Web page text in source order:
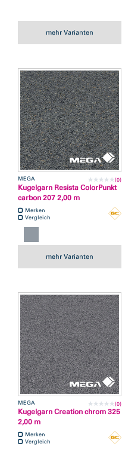
mehr Varianten
MEGA (0)
Kugelgarn Resista ColorPunkt
carbon 207 2,00 m
Merken
Vergleich
mehr Varianten
MEGA (0)
Kugelgarn Creation chrom 325
2,00 m
Merken
Vergleich